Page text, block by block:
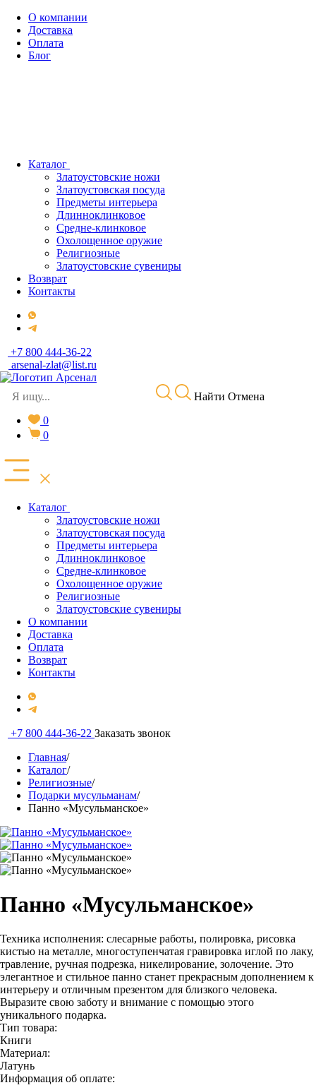
О компании
Доставка
Оплата
Блог
Каталог
Златоустовские ножи
Златоустовская посуда
Предметы интерьера
Длинноклинковое
Средне-клинковое
Охолощенное оружие
Религиозные
Златоустовские сувениры
Возврат
Контакты
+7 800 444-36-22
arsenal-zlat@list.ru
Найти Отмена
0
0
Каталог
Златоустовские ножи
Златоустовская посуда
Предметы интерьера
Длинноклинковое
Средне-клинковое
Охолощенное оружие
Религиозные
Златоустовские сувениры
О компании
Доставка
Оплата
Возврат
Контакты
+7 800 444-36-22 Заказать звонок
Главная/
Каталог/
Религиозные/
Подарки мусульманам/
Панно «Мусульманское»
Панно «Мусульманское»
Техника исполнения: слесарные работы, полировка, рисовка
кистью на металле, многоступенчатая гравировка иглой по лаку,
травление, ручная подрезка, никелирование, золочение. Это
элегантное и стильное панно станет прекрасным дополнением к
интерьеру и отличным презентом для близкого человека.
Выразите свою заботу и внимание с помощью этого
уникального подарка.
Тип товара:
Книги
Материал:
Латунь
Информация об оплате: